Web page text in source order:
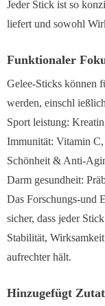
Jeder Stick ist so
liefert und sowohl
Funktionaler
Gelee-Sticks können
werden, einschl
Sport leistung:
Immunität: Vitamin
Schönheit & Anti-
Darm gesundheit:
Das Forschungs-und
sicher, dass jeder
Stabilität,
aufrechter hält.
Hinzugefügt